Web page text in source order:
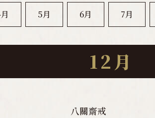
5月 6月 7月
12月
八關齋戒